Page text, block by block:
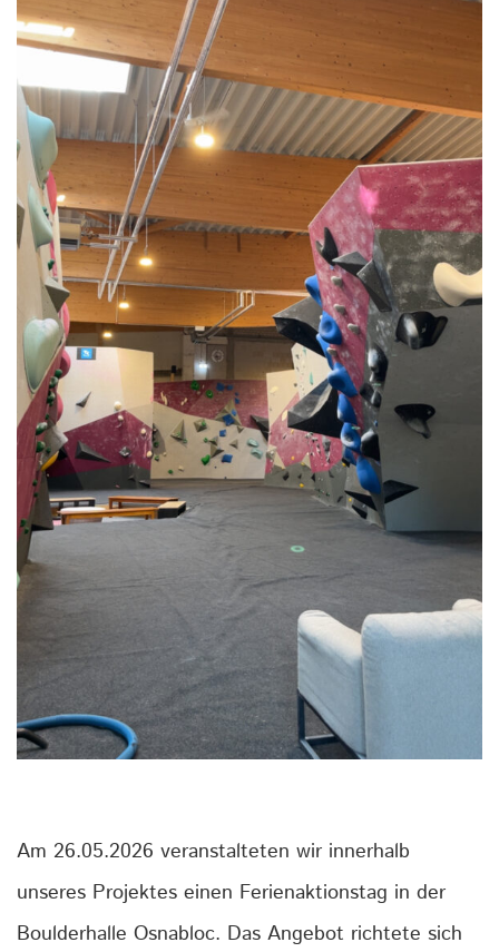
Am 26.05.2026 veranstalteten wir innerhalb
unseres Projektes einen Ferienaktionstag in der
Boulderhalle Osnabloc. Das Angebot richtete sich